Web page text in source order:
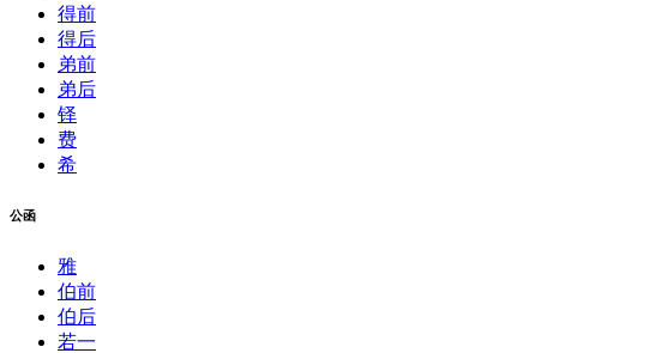
得前
得后
弟前
弟后
铎
费
希
公函
雅
伯前
伯后
若一